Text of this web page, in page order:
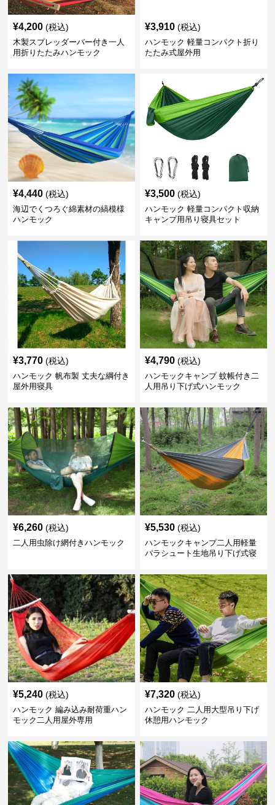
¥4,200 (税込)
木製スプレッダーバー付き一人
用折りたたみハンモック
¥3,910 (税込)
ハンモック 軽量コンパクト折り
たたみ式屋外用
¥4,440 (税込)
海辺でくつろぐ綿素材の縞模様
ハンモック
¥3,500 (税込)
ハンモック 軽量コンパクト収納
キャンプ用吊り寝具セット
¥3,770 (税込)
ハンモック 帆布製 丈夫な綱付き
屋外用寝具
¥4,790 (税込)
ハンモックキャンプ 蚊帳付き二
人用吊り下げ式ハンモック
¥6,260 (税込)
二人用虫除け網付きハンモック
¥5,530 (税込)
ハンモックキャンプ二人用軽量
パラシュート生地吊り下げ式寝
¥5,240 (税込)
ハンモック 編み込み耐荷重ハン
モック二人用屋外専用
¥7,320 (税込)
ハンモック 二人用大型吊り下げ
休憩用ハンモック